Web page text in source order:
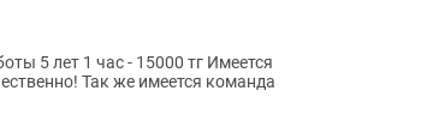
Так же имеется команда